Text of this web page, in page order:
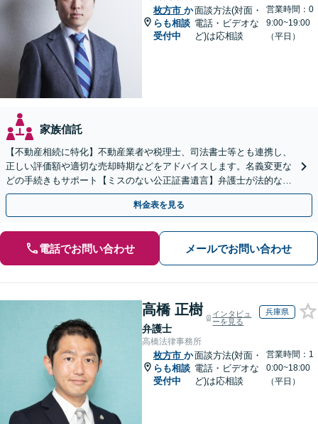
枚方市 か
らも相談
受付中
面談方法(対面・
電話・ビデオな
ど)は応相談
営業時間：0
9:00~19:00
（平日）
家族信託
【不動産相続に特化】不動産業者や税理士、司法書士等とも連携し、
正しい評価額や適切な売却時期などをアドバイスします。名義変更な
どの手続きもサポート【ミスのない公正証書遺言】弁護士が法的な観
点から遺言書を作成します。
料金表を見る
電話でお問い合わせ メールでお問い合わせ
高橋 正樹
弁護士
インタビュ
ーを見る
兵庫県
高橋法律事務所
枚方市 か
らも相談
受付中
面談方法(対面・
電話・ビデオな
ど)は応相談
営業時間：1
0:00~18:00
（平日）